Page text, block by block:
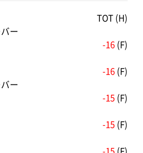
TOT (H)
ー
-16 (F)
-16 (F)
ー
-15 (F)
-15 (F)